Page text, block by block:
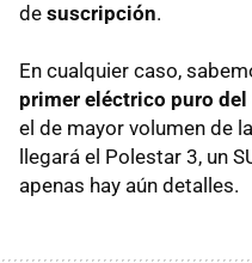
de suscripción.
En cualquier caso,
primer eléctrico puro del
el de mayor volumen de
llegará el Polestar 3, un
apenas hay aún detalles.